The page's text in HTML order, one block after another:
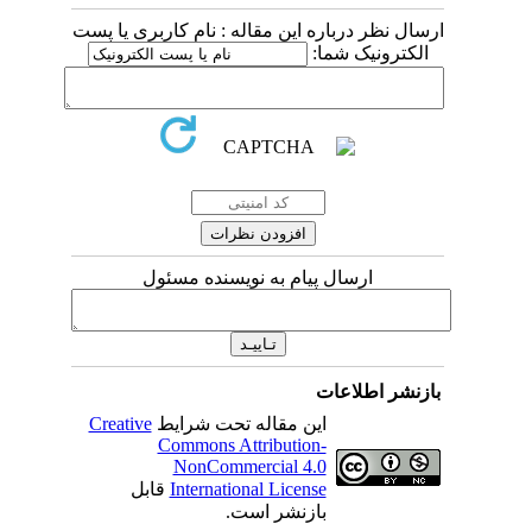
ارسال نظر درباره این مقاله : نام کاربری یا پست
الکترونیک شما:
ارسال پیام به نویسنده مسئول
بازنشر اطلاعات
این مقاله تحت شرایطCreative
Commons Attribution-
NonCommercial 4.0
International Licenseقابل
بازنشر است.